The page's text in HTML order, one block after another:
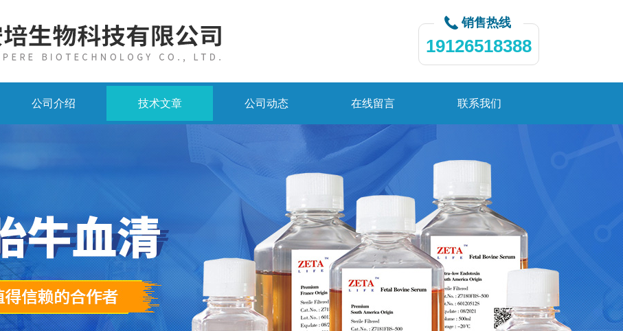
销售热线
19126518388
公司介绍 技术文章 公司动态 在线留言 联系我们